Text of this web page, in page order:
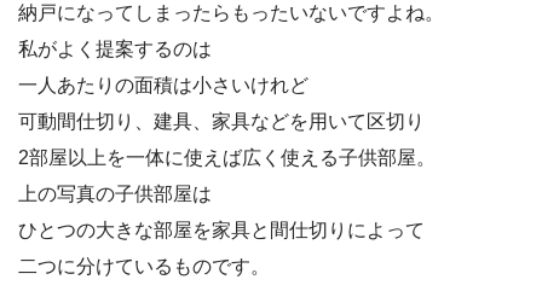
納戸になってしまったらもったいないですよね。
私がよく提案するのは
一人あたりの面積は小さいけれど
可動間仕切り、建具、家具などを用いて区切り
2部屋以上を一体に使えば広く使える子供部屋。
上の写真の子供部屋は
ひとつの大きな部屋を家具と間仕切りによって
二つに分けているものです。